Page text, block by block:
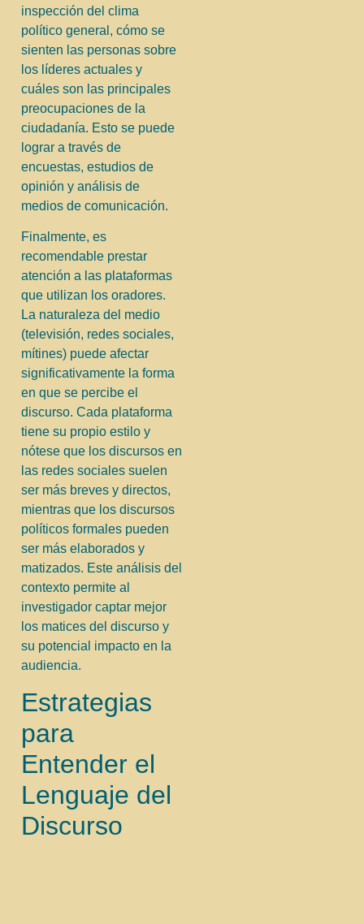
inspección del clima
político general, cómo se
sienten las personas sobre
los líderes actuales y
cuáles son las principales
preocupaciones de la
ciudadanía. Esto se puede
lograr a través de
encuestas, estudios de
opinión y análisis de
medios de comunicación.
Finalmente, es
recomendable prestar
atención a las plataformas
que utilizan los oradores.
La naturaleza del medio
(televisión, redes sociales,
mítines) puede afectar
significativamente la forma
en que se percibe el
discurso. Cada plataforma
tiene su propio estilo y
nótese que los discursos en
las redes sociales suelen
ser más breves y directos,
mientras que los discursos
políticos formales pueden
ser más elaborados y
matizados. Este análisis del
contexto permite al
investigador captar mejor
los matices del discurso y
su potencial impacto en la
audiencia.
Estrategias
para
Entender el
Lenguaje del
Discurso